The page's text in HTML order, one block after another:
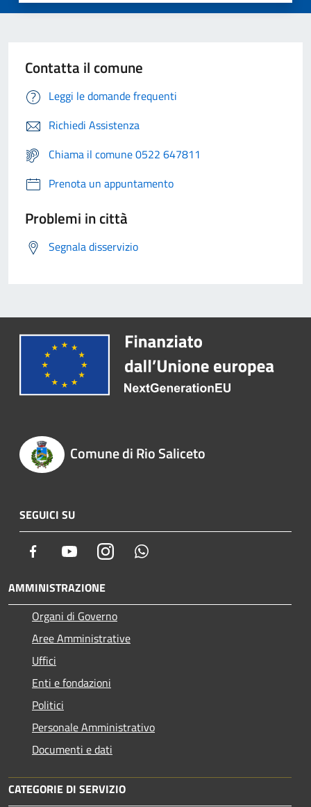
Contatta il comune
Leggi le domande frequenti
Richiedi Assistenza
Chiama il comune 0522 647811
Prenota un appuntamento
Problemi in città
Segnala disservizio
Comune di Rio Saliceto
SEGUICI SU
Facebook YoutubeInstagram
AMMINISTRAZIONE
Organi di Governo
Aree Amministrative
Uffici
Enti e fondazioni
Politici
Personale Amministrativo
Documenti e dati
CATEGORIE DI SERVIZIO